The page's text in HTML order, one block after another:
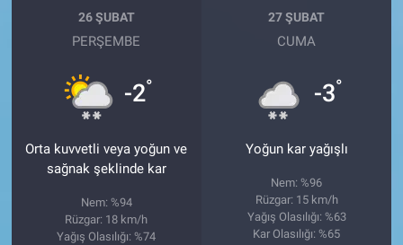
26 ŞUBAT
PERŞEMBE
-2°
Orta kuvvetli veya yoğun ve
sağnak şeklinde kar
Nem: %94
Rüzgar: 18 km/h
Yağış Olasılığı: %74
27 ŞUBAT
CUMA
-3°
Yoğun kar yağışlı
Nem: %96
Rüzgar: 15 km/h
Yağış Olasılığı: %63
Kar Olasılığı: %65